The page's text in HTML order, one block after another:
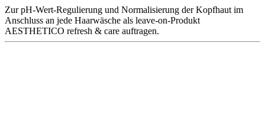
Zur pH-Wert-Regulierung und Normalisierung der Kopfhaut im
Anschluss an jede Haarwäsche als leave-on-Produkt
AESTHETICO refresh & care auftragen.